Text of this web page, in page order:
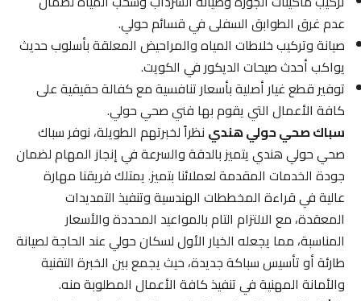
عدم غرق الطوابق السفلى في قسائم حولي.
صيانة وتركيب خلاطات المياه والمراحيض المعلقة بأسلوب حديث
يواكب أحدث صيحات الديكور في الكويت.
توفير قطع غيار أصلية بأسعار تنافسية مع كفالة حقيقية على
كافة الأعمال التي يقوم بها فني صحي حولي.
سباك صحي حولي هندينظراً لخبرتهم الطويلة، نوفر سباك
صحي حولي هندي يتميز بالدقة والسرعة في إنجاز المهام لضمان
جودة الخدمات المقدمة لعملائنا بتميز. يمتلك فريقنا مهارة
عالية في قراءة المخططات الهندسية وتنفيذ التمديدات
المعقدة، مع الالتزام التام بالمواعيد المحددة والأسعار
المناسبة، مما يجعله الخيار الأول لسكان حولي عند الحاجة لصيانة
طارئة أو تأسيس سباكة جديدة، حيث يجمع بين الخبرة التقنية
والأمانة المهنية في تنفيذ كافة الأعمال المطلوبة منه.